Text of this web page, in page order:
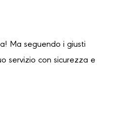
Ma seguendo i giusti
servizio con sicurezza e